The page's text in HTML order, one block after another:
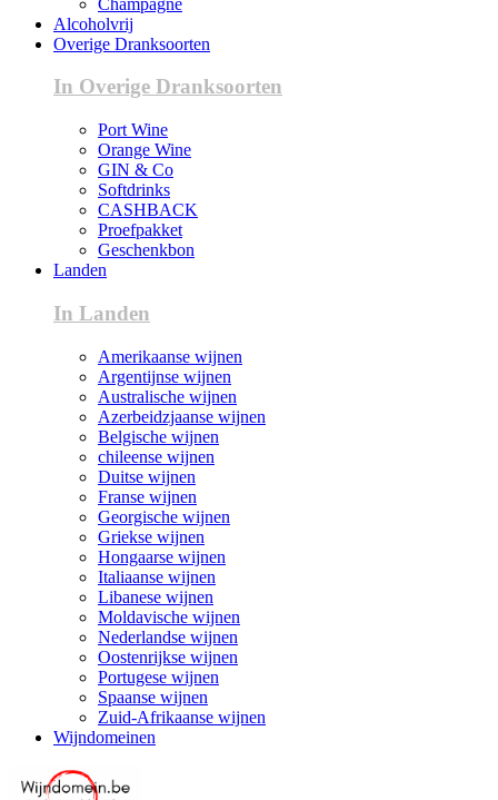
Alcoholvrij
Overige Dranksoorten
In Overige Dranksoorten
Port Wine
Orange Wine
GIN & Co
Softdrinks
CASHBACK
Proefpakket
Geschenkbon
Landen
In Landen
Amerikaanse wijnen
Argentijnse wijnen
Australische wijnen
Azerbeidzjaanse wijnen
Belgische wijnen
chileense wijnen
Duitse wijnen
Franse wijnen
Georgische wijnen
Griekse wijnen
Hongaarse wijnen
Italiaanse wijnen
Libanese wijnen
Moldavische wijnen
Nederlandse wijnen
Oostenrijkse wijnen
Portugese wijnen
Spaanse wijnen
Zuid-Afrikaanse wijnen
Wijndomeinen